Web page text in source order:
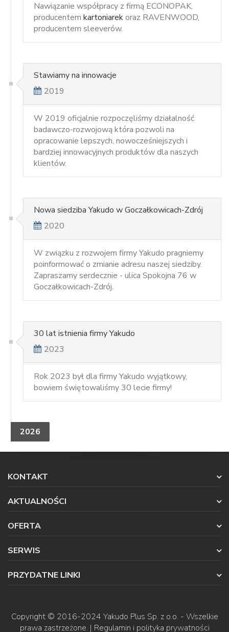
Nawiązanie współpracy z firmą ECONOPAK,
producentem kartoniarekoraz RAVENWOOD,
producentem sleeverów.
Stawiamy na innowacje
2019
W 2019 oficjalnie rozpoczęliśmy działalność
badawczo-rozwojową która pozwoli na
opracowanie lepszych, nowocześniejszych i
bardziej innowacyjnych produktów dla naszych
klientów.
Nowa siedziba Yakudo w Goczałkowicach-Zdrój
2020
W związku z rozwojem firmy Yakudo pragniemy
poinformować o zmianie adresu naszej siedziby.
Zapraszamy serdecznie - ulica Spokojna 76 w
Goczałkowicach-Zdrój.
30 lat istnienia firmy Yakudo
2023
Rok 2023 był dla firmy Yakudo wyjątkowy,
bowiem świętowaliśmy 30 lecie firmy!
2026
KONTAKT
AKTUALNOŚCI
OFERTA
SERWIS
PRZYDATNE LINKI
Copyright © 2016-2024 Yakudo Plus Sp. z o.o. - Wszelkie
prawa zastrzeżone. | Regulamin i polityka prywatności